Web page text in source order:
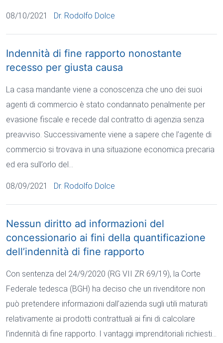
08/10/2021 Dr. Rodolfo Dolce
Indennità di fine rapporto nonostante
recesso per giusta causa
La casa mandante viene a conoscenza che uno dei suoi
agenti di commercio è stato condannato penalmente per
evasione fiscale e recede dal contratto di agenzia senza
preavviso. Successivamente viene a sapere che l’agente di
commercio si trovava in una situazione economica precaria
ed era sull’orlo del…
08/09/2021 Dr. Rodolfo Dolce
Nessun diritto ad informazioni del
concessionario ai fini della quantificazione
dell’indennità di fine rapporto
Con sentenza del 24/9/2020 (RG VII ZR 69/19), la Corte
Federale tedesca (BGH) ha deciso che un rivenditore non
può pretendere informazioni dall’azienda sugli utili maturati
relativamente ai prodotti contrattuali ai fini di calcolare
l’indennità di fine rapporto. I vantaggi imprenditoriali richiesti…